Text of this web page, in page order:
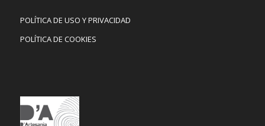
POLÍTICA DE USO Y PRIVACIDAD
POLÍTICA DE COOKIES